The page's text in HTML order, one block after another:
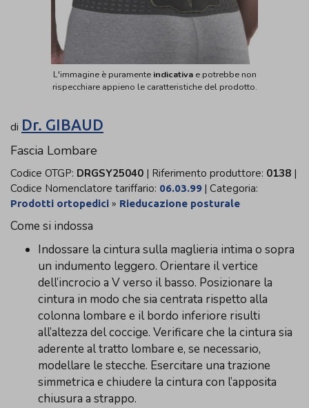
L'immagine è puramente indicativae potrebbe non
rispecchiare appieno le caratteristiche del prodotto.
di Dr. GIBAUD
Fascia Lombare
Codice OTGP: DRGSY25040 | Riferimento produttore: 0138 |
Codice Nomenclatore tariffario: 06.03.99 | Categoria:
Prodotti ortopedici » Rieducazione posturale
Come si indossa
Indossare la cintura sulla maglieria intima o sopra
un indumento leggero. Orientare il vertice
dell’incrocio a V verso il basso. Posizionare la
cintura in modo che sia centrata rispetto alla
colonna lombare e il bordo inferiore risulti
all’altezza del coccige. Verificare che la cintura sia
aderente al tratto lombare e, se necessario,
modellare le stecche. Esercitare una trazione
simmetrica e chiudere la cintura con l’apposita
chiusura a strappo.